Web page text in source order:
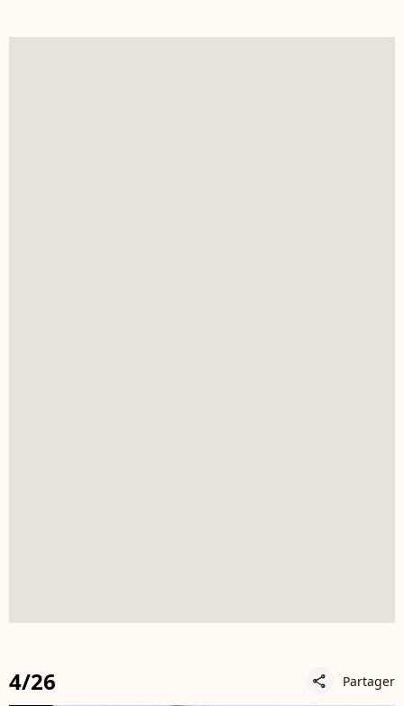
4/26 share Partager